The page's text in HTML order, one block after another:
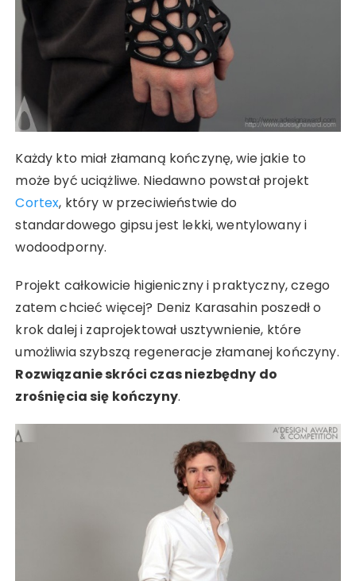
Każdy kto miał złamaną kończynę, wie jakie to
może być uciążliwe. Niedawno powstał projekt
Cortex, który w przeciwieństwie do
standardowego gipsu jest lekki, wentylowany i
wodoodporny.
Projekt całkowicie higieniczny i praktyczny, czego
zatem chcieć więcej? Deniz Karasahin poszedł o
krok dalej i zaprojektował usztywnienie, które
umożliwia szybszą regeneracje złamanej kończyny.
Rozwiązanie skróci czas niezbędny do
zrośnięcia się kończyny.